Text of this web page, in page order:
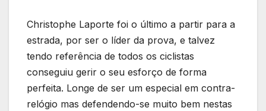
Christophe Laporte foi o último a partir para a
estrada, por ser o líder da prova, e talvez
tendo referência de todos os ciclistas
conseguiu gerir o seu esforço de forma
perfeita. Longe de ser um especial em contra-
relógio mas defendendo-se muito bem nestas